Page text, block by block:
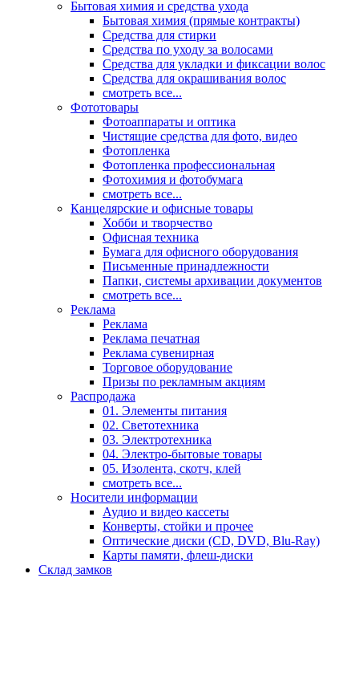
Бытовая химия и средства ухода
Бытовая химия (прямые контракты)
Средства для стирки
Средства по уходу за волосами
Средства для укладки и фиксации волос
Средства для окрашивания волос
смотреть все...
Фототовары
Фотоаппараты и оптика
Чистящие средства для фото, видео
Фотопленка
Фотопленка профессиональная
Фотохимия и фотобумага
смотреть все...
Канцелярские и офисные товары
Хобби и творчество
Офисная техника
Бумага для офисного оборудования
Письменные принадлежности
Папки, системы архивации документов
смотреть все...
Реклама
Реклама
Реклама печатная
Реклама сувенирная
Торговое оборудование
Призы по рекламным акциям
Распродажа
01. Элементы питания
02. Светотехника
03. Электротехника
04. Электро-бытовые товары
05. Изолента, скотч, клей
смотреть все...
Носители информации
Аудио и видео кассеты
Конверты, стойки и прочее
Оптические диски (CD, DVD, Blu-Ray)
Карты памяти, флеш-диски
Склад замков